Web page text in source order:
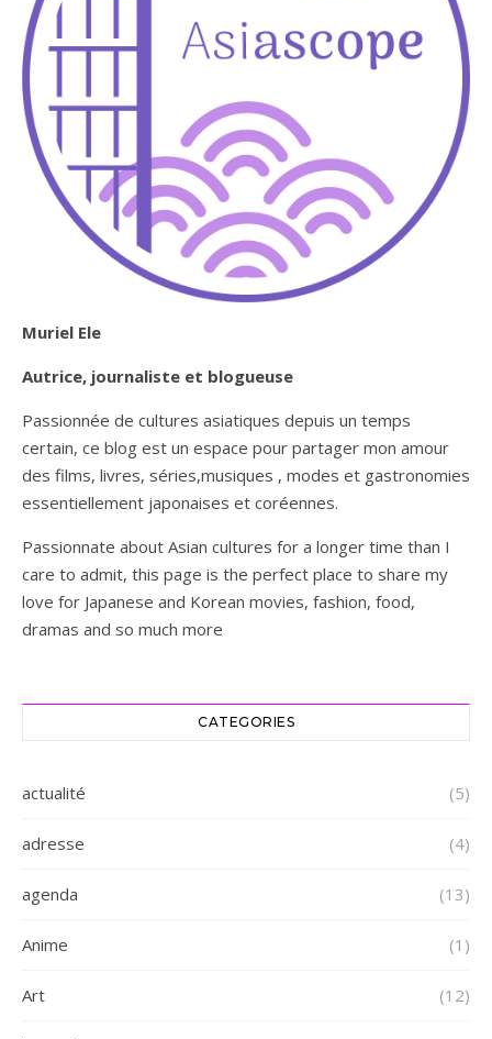
Muriel Ele
Autrice, journaliste et blogueuse
Passionnée de cultures asiatiques depuis un temps
certain, ce blog est un espace pour partager mon amour
des films, livres, séries,musiques , modes et gastronomies
essentiellement japonaises et coréennes.
Passionnate about Asian cultures for a longer time than I
care to admit, this page is the perfect place to share my
love for Japanese and Korean movies, fashion, food,
dramas and so much more
CATEGORIES
actualité (5)
adresse (4)
agenda (13)
Anime (1)
Art (12)